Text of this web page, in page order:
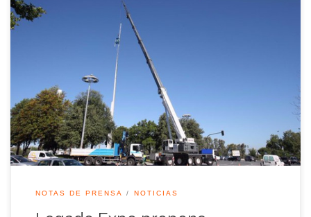
En unos días Sevilla podría perder otro elemento de su
Exposición Universal: el mástil de 48 metros ubicado en la
Glorieta Olímpica. El Ayuntamiento de Sevilla ha adjudicado
su desmontaje y sustitución por otro de acero, siete metros
más pequeño que el actual. Se pretende así poner fin a los […]
NOTAS DE PRENSA NOTICIAS